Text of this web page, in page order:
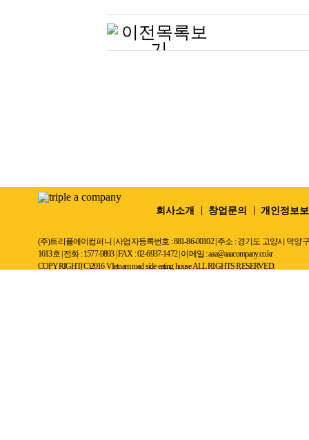
회사소개 창업문의 개인정보
(주)트리플에이컴퍼니 | 사업자등록번호 : 881-86-00102 | 주소 : 경기도 고양시 덕
1613호 | 전화 : 1577-9893 | FAX : 02-6937-1472 | 이메일 : aaa@aaacompany.co.kr
COPYRIGHT(C)2016 VIetnam road side eating house ALL RIGHTS RESERVED.